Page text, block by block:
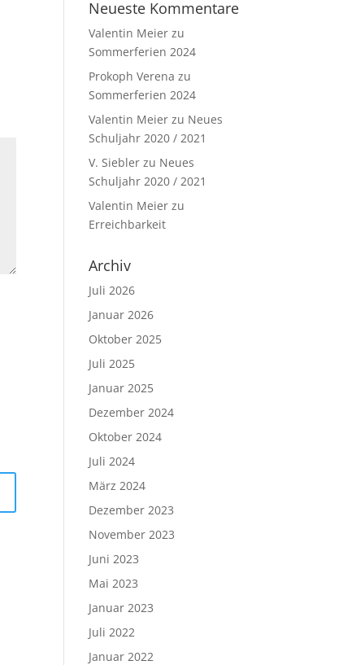
Neueste Kommentare
Valentin Meier zu
Sommerferien 2024
Prokoph Verena zu
Sommerferien 2024
Valentin Meier zu Neues
Schuljahr 2020 / 2021
V. Siebler zu Neues
Schuljahr 2020 / 2021
Valentin Meier zu
Erreichbarkeit
Archiv
Juli 2026
Januar 2026
Oktober 2025
Juli 2025
Januar 2025
Dezember 2024
Oktober 2024
Juli 2024
März 2024
Dezember 2023
November 2023
Juni 2023
Mai 2023
Januar 2023
Juli 2022
Januar 2022